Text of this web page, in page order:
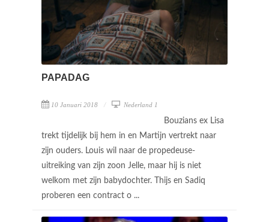
PAPADAG
10 Januari 2018 Nederland 1
Bouzians ex Lisa
trekt tijdelijk bij hem in en Martijn vertrekt naar
zijn ouders. Louis wil naar de propedeuse-
uitreiking van zijn zoon Jelle, maar hij is niet
welkom met zijn babydochter. Thijs en Sadiq
proberen een contract o ...